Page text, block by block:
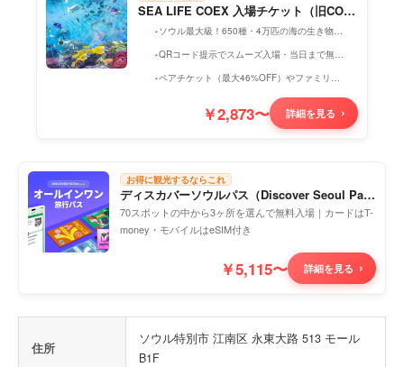
SEA LIFE COEX 入場チケット（旧COE
Xアクアリウム）
ソウル最大級！650種・4万匹の海の生き物に出会える
QRコード提示でスムーズ入場・当日まで無料キャンセルOK
ペアチケット（最大46%OFF）やファミリーチケットも選べる
￥2,873〜 詳細を見る
お得に観光するならこれ
ディスカバーソウルパス（Discover Seoul Pas
s）
70スポットの中から3ヶ所を選んで無料入場｜カードはT-
money・モバイルはeSIM付き
￥5,115〜 詳細を見る
住所
ソウル特別市 江南区 永東大路 513 モール
B1F